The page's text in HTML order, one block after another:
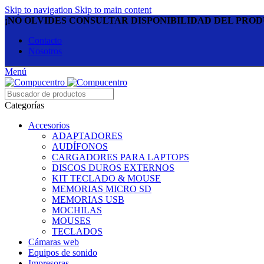
Skip to navigation Skip to main content
¡NO OLVIDES CONSULTAR DISPONIBILIDAD DEL
Contacto
Nosotros
Menú
Categorías
Accesorios
ADAPTADORES
AUDÍFONOS
CARGADORES PARA LAPTOPS
DISCOS DUROS EXTERNOS
KIT TECLADO & MOUSE
MEMORIAS MICRO SD
MEMORIAS USB
MOCHILAS
MOUSES
TECLADOS
Cámaras web
Equipos de sonido